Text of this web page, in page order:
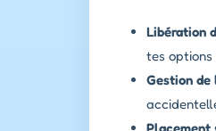
Libération
tes
Gestion de
Placement